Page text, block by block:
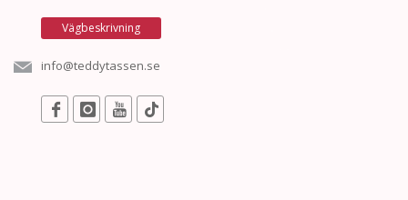
Vägbeskrivning
info@teddytassen.se